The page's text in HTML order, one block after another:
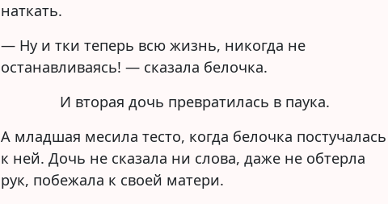
наткать.
— Ну и тки теперь всю жизнь, никогда не
останавливаясь! — сказала белочка.
И вторая дочь превратилась в паука.
А младшая месила тесто, когда белочка постучалась
к ней. Дочь не сказала ни слова, даже не обтерла
рук, побежала к своей матери.